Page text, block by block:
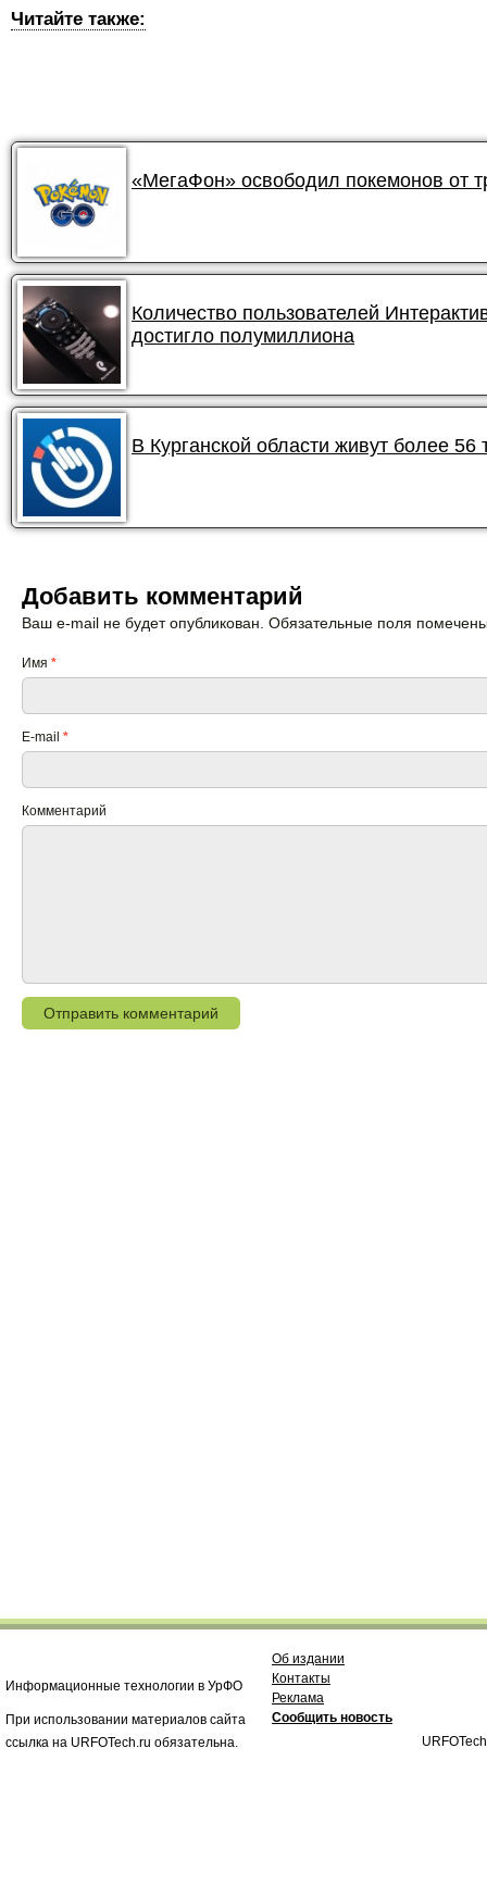
Читайте также:
«МегаФон» освободил покемонов от
Количество пользователей
достигло полумиллиона
В Курганской области живут более
Добавить комментарий
Ваш e-mail не будет опубликован. Обязательные поля
Имя *
E-mail *
Комментарий
Информационные технологии в УрФО
При использовании материалов сайта
ссылка на URFOTech.ru обязательна.
Об издании
Контакты
Реклама
Сообщить новость